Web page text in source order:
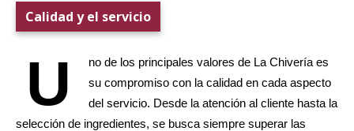
Calidad y el servicio
U
no de los principales valores de La Chivería es
su compromiso con la calidad en cada aspecto
del servicio. Desde la atención al cliente hasta la
selección de ingredientes, se busca siempre superar las